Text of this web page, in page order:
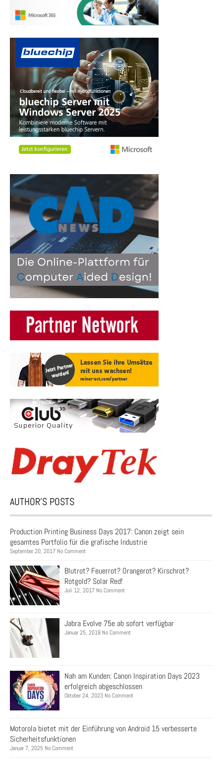
AUTHOR’S POSTS
Production Printing Business Days 2017: Canon zeigt sein
gesamtes Portfolio für die grafische Industrie
September 20, 2017 No Comment
Blutrot? Feuerrot? Orangerot? Kirschrot?
Rotgold? Solar Red!
Juli 12, 2017 No Comment
Jabra Evolve 75e ab sofort verfügbar
Januar 25, 2018 No Comment
Nah am Kunden: Canon Inspiration Days 2023
erfolgreich abgeschlossen
Oktober 24, 2023 No Comment
Motorola bietet mit der Einführung von Android 15 verbesserte
Sicherheitsfunktionen
Januar 7, 2025 No Comment